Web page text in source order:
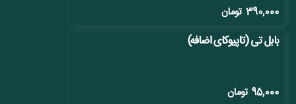
390,000 تومان
بابل تی (تاپیوکای اضافه)
95,000 تومان